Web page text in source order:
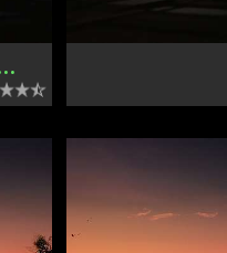
Thailand